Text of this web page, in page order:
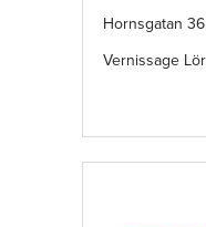
Hornsgatan
Vernissage